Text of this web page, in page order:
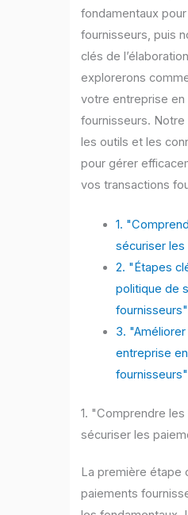
fondamentaux
fournisseurs, puis
clés de
explorerons
votre entreprise
fournisseurs. Notre
les outils et les
pour gérer
vos transactions
1.
sécuriser
2. "Étapes
politique de
fournisseurs"
3.
entreprise
fournisseurs"
1. "Comprendre
sécuriser les
La première étape
paiements